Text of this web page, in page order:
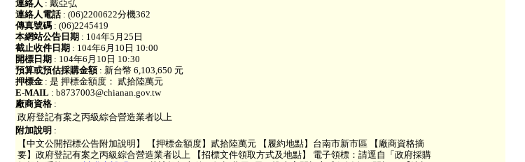
連絡人 : 戴亞弘
連絡人電話: (06)2200622分機362
傳真號碼 : (06)2245419
本網站公告日期 : 104年5月25日
截止收件日期 : 104年6月10日 10:00
開標日期 : 104年6月10日 10:30
預算或預估採購金額: 新台幣 6,103,650 元
押標金 : 是 押標金額度： 貳拾陸萬元
E-MAIL : b8737003@chianan.gov.tw
廠商資格 :
政府登記有案之丙級綜合營造業者以上
附加說明 :
【中文公開招標公告附加說明】 【押標金額度】貳拾陸萬元 【履約地點】台南市新市區 【廠商資格摘
要】政府登記有案之丙級綜合營造業者以上 【招標文件領取方式及地點】 電子領標：請逕自「政府採購